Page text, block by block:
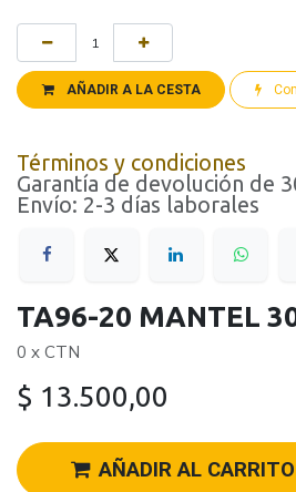
AÑADIR A LA CESTA
Términos y condiciones
Garantía de devolución de
Envío: 2-3 días laborales
TA96-20 MANTEL
0 x CTN
$ 13.500,00
AÑADIR AL CARRITO